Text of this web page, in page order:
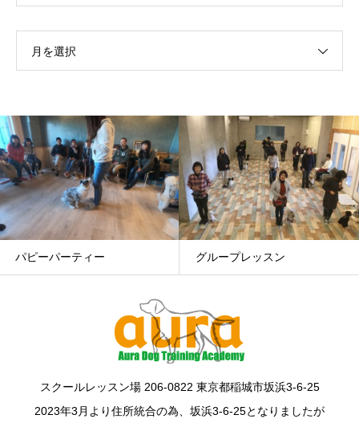
月を選択
グループレッスン 幼稚園/ルーデンスクラス
スクールレッスン場 206-0822 東京都稲城市坂浜3-6-25
2023年3月より住所統合の為、坂浜3-6-25となりましたが